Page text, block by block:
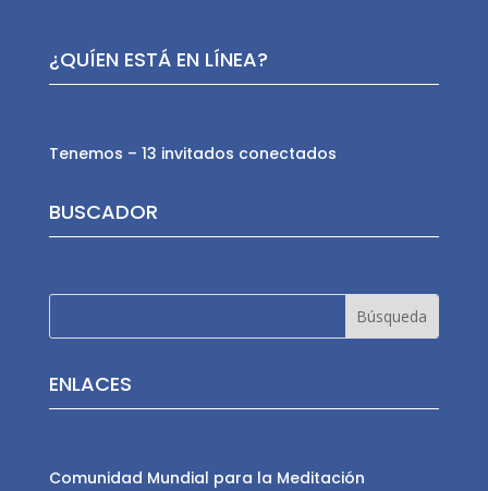
¿QUÍEN ESTÁ EN LÍNEA?
Tenemos – 13 invitados conectados
BUSCADOR
ENLACES
Comunidad Mundial para la Meditación